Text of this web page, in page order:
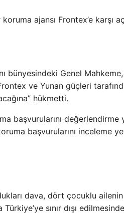
ajansı Frontex’e karşı
bünyesindeki Genel
ve Yunan güçleri
hükmetti.
başvurularını değerlendirme
başvurularını inceleme
dava, dört çocuklu
sınır dışı